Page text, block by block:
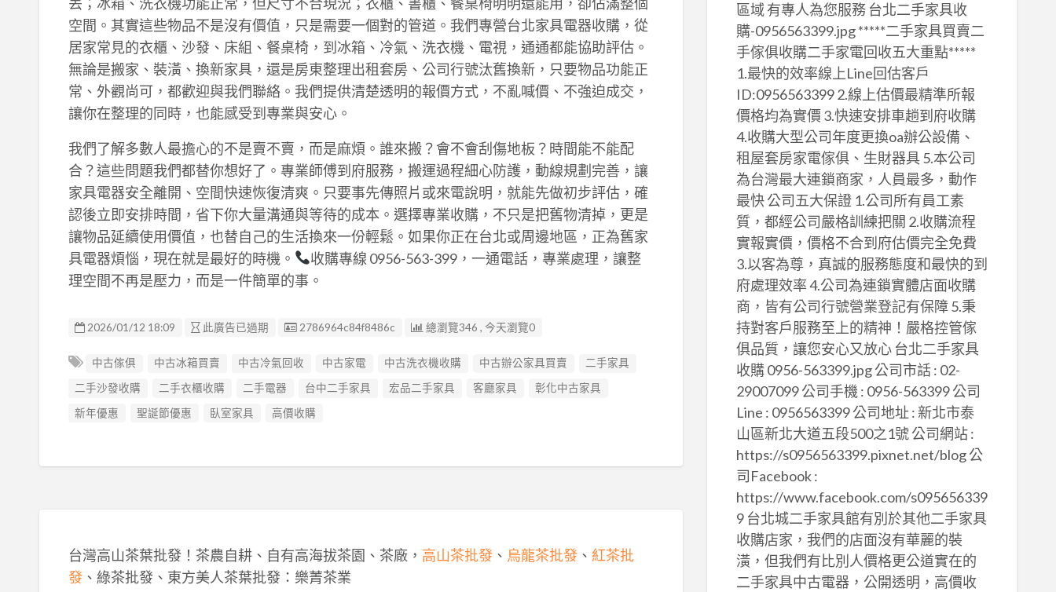
空間。其實這些物品不是沒有價值，只是需要一個對的管道。我們專營台北家具電器收購，從
居家常見的衣櫃、沙發、床組、餐桌椅，到冰箱、冷氣、洗衣機、電視，通通都能協助評估。
無論是搬家、裝潢、換新家具，還是房東整理出租套房、公司行號汰舊換新，只要物品功能正
常、外觀尚可，都歡迎與我們聯絡。我們提供清楚透明的報價方式，不亂喊價、不強迫成交，
讓你在整理的同時，也能感受到專業與安心。
我們了解多數人最擔心的不是賣不賣，而是麻煩。誰來搬？會不會刮傷地板？時間能不能配
合？這些問題我們都替你想好了。專業師傅到府服務，搬運過程細心防護，動線規劃完善，讓
家具電器安全離開、空間快速恢復清爽。只要事先傳照片或來電說明，就能先做初步評估，確
認後立即安排時間，省下你大量溝通與等待的成本。選擇專業收購，不只是把舊物清掉，更是
讓物品延續使用價值，也替自己的生活換來一份輕鬆。如果你正在台北或周邊地區，正為舊家
具電器煩惱，現在就是最好的時機。
收購專線 0956-563-399，一通電話，專業處理，讓整
理空間不再是壓力，而是一件簡單的事。
2026/01/12 18:09 此廣告已過期 廣告编號
2786964c84f8486c 總瀏覽346 , 今天瀏覽0
中古傢俱 中古冰箱買賣 中古冷氣回收 中古家電 中古洗衣機收購 中古辦公家具買賣
二手家具
二手沙發收購
二手衣櫃收購 二手電器 台中二手家具 宏品二手家具 客廳家具
彰化中古家具
新年優惠
聖誕節優惠 臥室家具 高價收購
台灣高山茶葉批發！茶農自耕、自有高海拔茶園、茶廠， 高山茶批發、 烏龍茶批發、 紅茶批
發、綠茶批發、東方美人茶葉批發：樂菁茶業
區域 有專人為您服務 台北二手家具收
購-0956563399.jpg *****二手家具買賣二
手傢俱收購二手家電回收五大重點*****
1.最快的效率線上Line回估客戶
ID:0956563399 2.線上估價最精準所報
價格均為實價 3.快速安排車趟到府收購
4.收購大型公司年度更換oa辦公設備、
租屋套房家電傢俱、生財器具 5.本公司
為台灣最大連鎖商家，人員最多，動作
最快 公司五大保證 1.公司所有員工素
質，都經公司嚴格訓練把關 2.收購流程
實報實價，價格不合到府估價完全免費
3.以客為尊，真誠的服務態度和最快的到
府處理效率 4.公司為連鎖實體店面收購
商，皆有公司行號營業登記有保障 5.秉
持對客戶服務至上的精神！嚴格控管傢
俱品質，讓您安心又放心 台北二手家具
收購 0956-563399.jpg 公司市話 : 02-
29007099 公司手機 : 0956-563399 公司
Line : 0956563399 公司地址 : 新北市泰
山區新北大道五段500之1號 公司網站 :
https://s0956563399.pixnet.net/blog 公
司Facebook :
https://www.facebook.com/s095656339
9 台北城二手家具館有別於其他二手家具
收購店家，我們的店面沒有華麗的裝
潢，但我們有比別人價格更公道實在的
二手家具中古電器，公開透明，高價收